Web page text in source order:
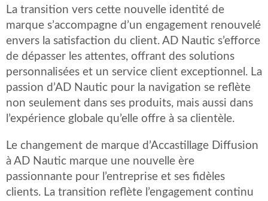
La transition vers cette nouvelle identité de
marque s’accompagne d’un engagement renouvelé
envers la satisfaction du client. AD Nautic s’efforce
de dépasser les attentes, offrant des solutions
personnalisées et un service client exceptionnel. La
passion d’AD Nautic pour la navigation se reflète
non seulement dans ses produits, mais aussi dans
l’expérience globale qu’elle offre à sa clientèle.
Le changement de marque d’Accastillage Diffusion
à AD Nautic marque une nouvelle ère
passionnante pour l’entreprise et ses fidèles
clients. La transition reflète l’engagement continu